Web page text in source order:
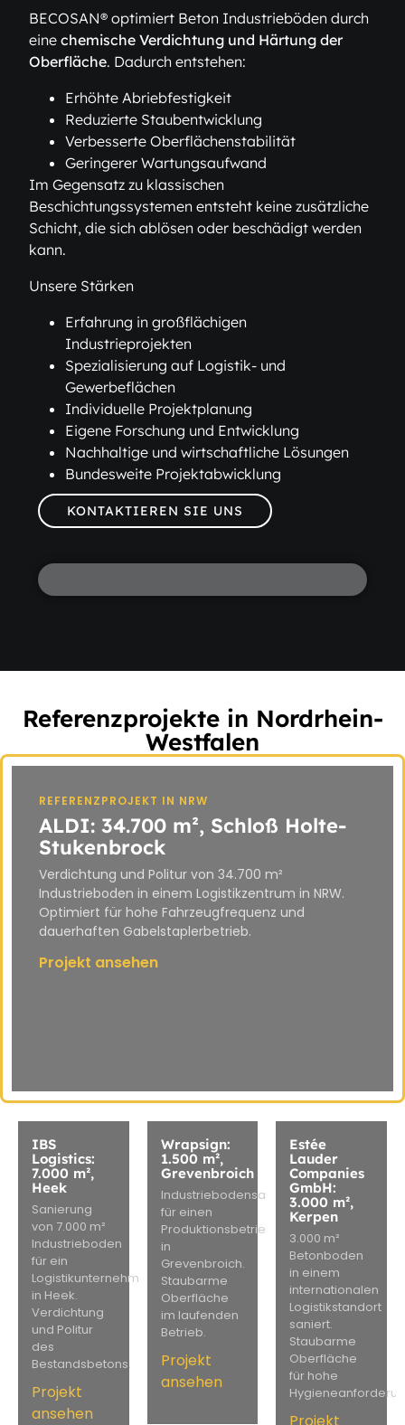
BECOSAN® optimiert Beton Industrieböden durch
einechemische Verdichtung und Härtung der
Oberfläche. Dadurch entstehen:
Erhöhte Abriebfestigkeit
Reduzierte Staubentwicklung
Verbesserte Oberflächenstabilität
Geringerer Wartungsaufwand
Im Gegensatz zu klassischen
Beschichtungssystemen entsteht keine zusätzliche
Schicht, die sich ablösen oder beschädigt werden
kann.
Unsere Stärken
Erfahrung in großflächigen
Industrieprojekten
Spezialisierung auf Logistik- und
Gewerbeflächen
Individuelle Projektplanung
Eigene Forschung und Entwicklung
Nachhaltige und wirtschaftliche Lösungen
Bundesweite Projektabwicklung
KONTAKTIEREN SIE UNS
Referenzprojekte in Nordrhein-
Westfalen
REFERENZPROJEKT IN NRW
ALDI: 34.700 m², Schloß Holte-
Stukenbrock
Verdichtung und Politur von 34.700 m²
Industrieboden in einem Logistikzentrum in NRW.
Optimiert für hohe Fahrzeugfrequenz und
dauerhaften Gabelstaplerbetrieb.
Projekt ansehen
IBS
Logistics:
7.000 m²,
Heek
Sanierung
von 7.000 m²
Industrieboden
für ein
Logistikunternehmen
in Heek.
Verdichtung
und Politur
des
Bestandsbetons.
Projekt
ansehen
Wrapsign:
1.500 m²,
Grevenbroich
Industriebodensanierung
für einen
Produktionsbetrieb
in
Grevenbroich.
Staubarme
Oberfläche
im laufenden
Betrieb.
Projekt
ansehen
Estée
Lauder
Companies
GmbH:
3.000 m²,
Kerpen
3.000 m²
Betonboden
in einem
internationalen
Logistikstandort
saniert.
Staubarme
Oberfläche
für hohe